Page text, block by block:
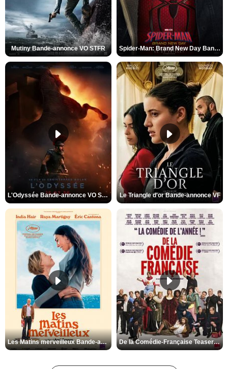
Mutiny Bande-annonce VO STFR Spider-Man: Brand New Day Bande-annonce VO STFR
L'Odyssée Bande-annonce VO STFR Le Triangle d'or Bande-annonce VF
Les Matins merveilleux Bande-annonce VF De la Comédie-Française Teaser VF